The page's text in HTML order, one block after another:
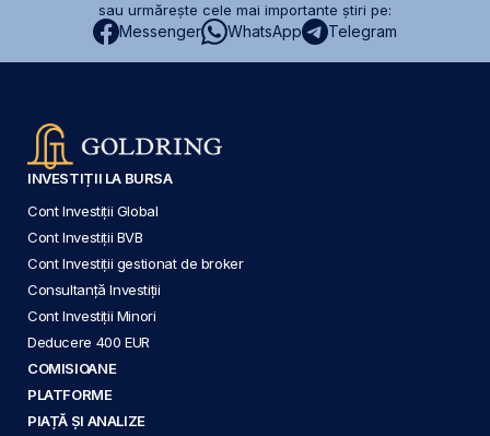
sau urmărește cele mai importante știri pe:
Messenger WhatsApp Telegram
INVESTIȚII LA BURSA
Cont Investiții Global
Cont Investiții BVB
Cont Investiții gestionat de broker
Consultanță Investiții
Cont Investiții Minori
Deducere 400 EUR
COMISIOANE
PLATFORME
PIAȚĂ ȘI ANALIZE